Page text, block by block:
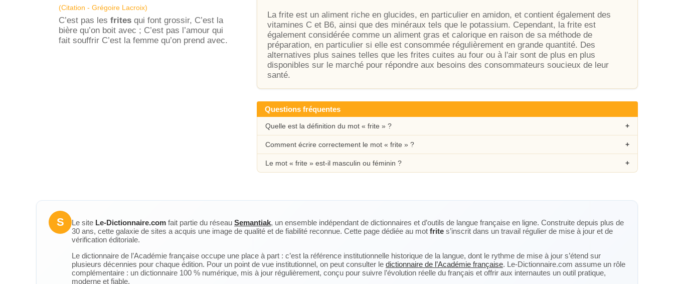
(Citation - Grégoire Lacroix)
C’est pas les frites qui font grossir, C’est la
bière qu’on boit avec ; C’est pas l’amour qui
fait souffrir C’est la femme qu’on prend avec.
La frite est un aliment riche en glucides, en particulier en amidon, et contient également des
vitamines C et B6, ainsi que des minéraux tels que le potassium. Cependant, la frite est
également considérée comme un aliment gras et calorique en raison de sa méthode de
préparation, en particulier si elle est consommée régulièrement en grande quantité. Des
alternatives plus saines telles que les frites cuites au four ou à l'air sont de plus en plus
disponibles sur le marché pour répondre aux besoins des consommateurs soucieux de leur
santé.
Questions fréquentes
Quelle est la définition du mot « frite » ?
Comment écrire correctement le mot « frite » ?
Le mot « frite » est-il masculin ou féminin ?
S Le site Le-Dictionnaire.com fait partie du réseau Semantiak, un ensemble indépendant de dictionnaires et d’outils de langue française en ligne. Construite depuis plus de
30 ans, cette galaxie de sites a acquis une image de qualité et de fiabilité reconnue. Cette page dédiée au mot frite s’inscrit dans un travail régulier de mise à jour et de
vérification éditoriale.
Le dictionnaire de l’Académie française occupe une place à part : c’est la référence institutionnelle historique de la langue, dont le rythme de mise à jour s’étend sur
plusieurs décennies pour chaque édition. Pour un point de vue institutionnel, on peut consulter le dictionnaire de l’Académie française. Le-Dictionnaire.com assume un rôle
complémentaire : un dictionnaire 100 % numérique, mis à jour régulièrement, conçu pour suivre l’évolution réelle du français et offrir aux internautes un outil pratique,
moderne et fiable.